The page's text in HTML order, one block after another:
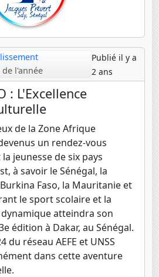
l'année
Publié il y a
2 ans
: L'Excellence
de la Zone Afrique
un rendez-vous
jeunesse de six pays
à savoir le Sénégal, la
Faso, la Mauritanie et
le sport scolaire et la
atteindra son
édition à Dakar, au Sénégal.
du réseau AEFE et UNSS
dans cette aventure